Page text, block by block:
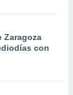
Zaragoza
con